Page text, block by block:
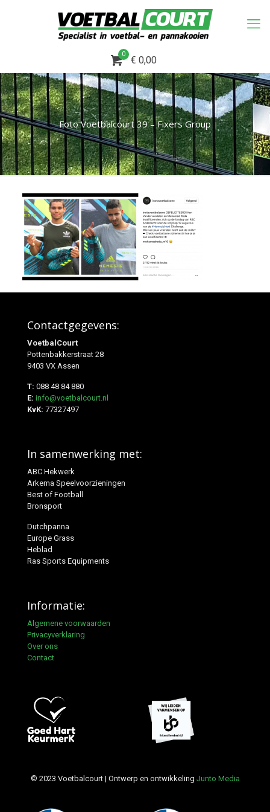
0
€ 0,00
Foto Voetbalcourt 39 – Fixers Group
Contactgegevens:
VoetbalCourt
Pottenbakkerstraat 28
9403 VX Assen
T: 088 48 84 880
E: info@voetbalcourt.nl
KvK: 77327497
In samenwerking met:
ABC Hekwerk
Arkema Speelvoorzieningen
Best of Football
Bronsport
Dutchpanna
Europe Grass
Heblad
Ras Sports Equipments
Informatie:
Algemene voorwaarden
Privacyverklaring
Over ons
Contact
© 2023 Voetbalcourt | Ontwerp en ontwikkeling Junto Media